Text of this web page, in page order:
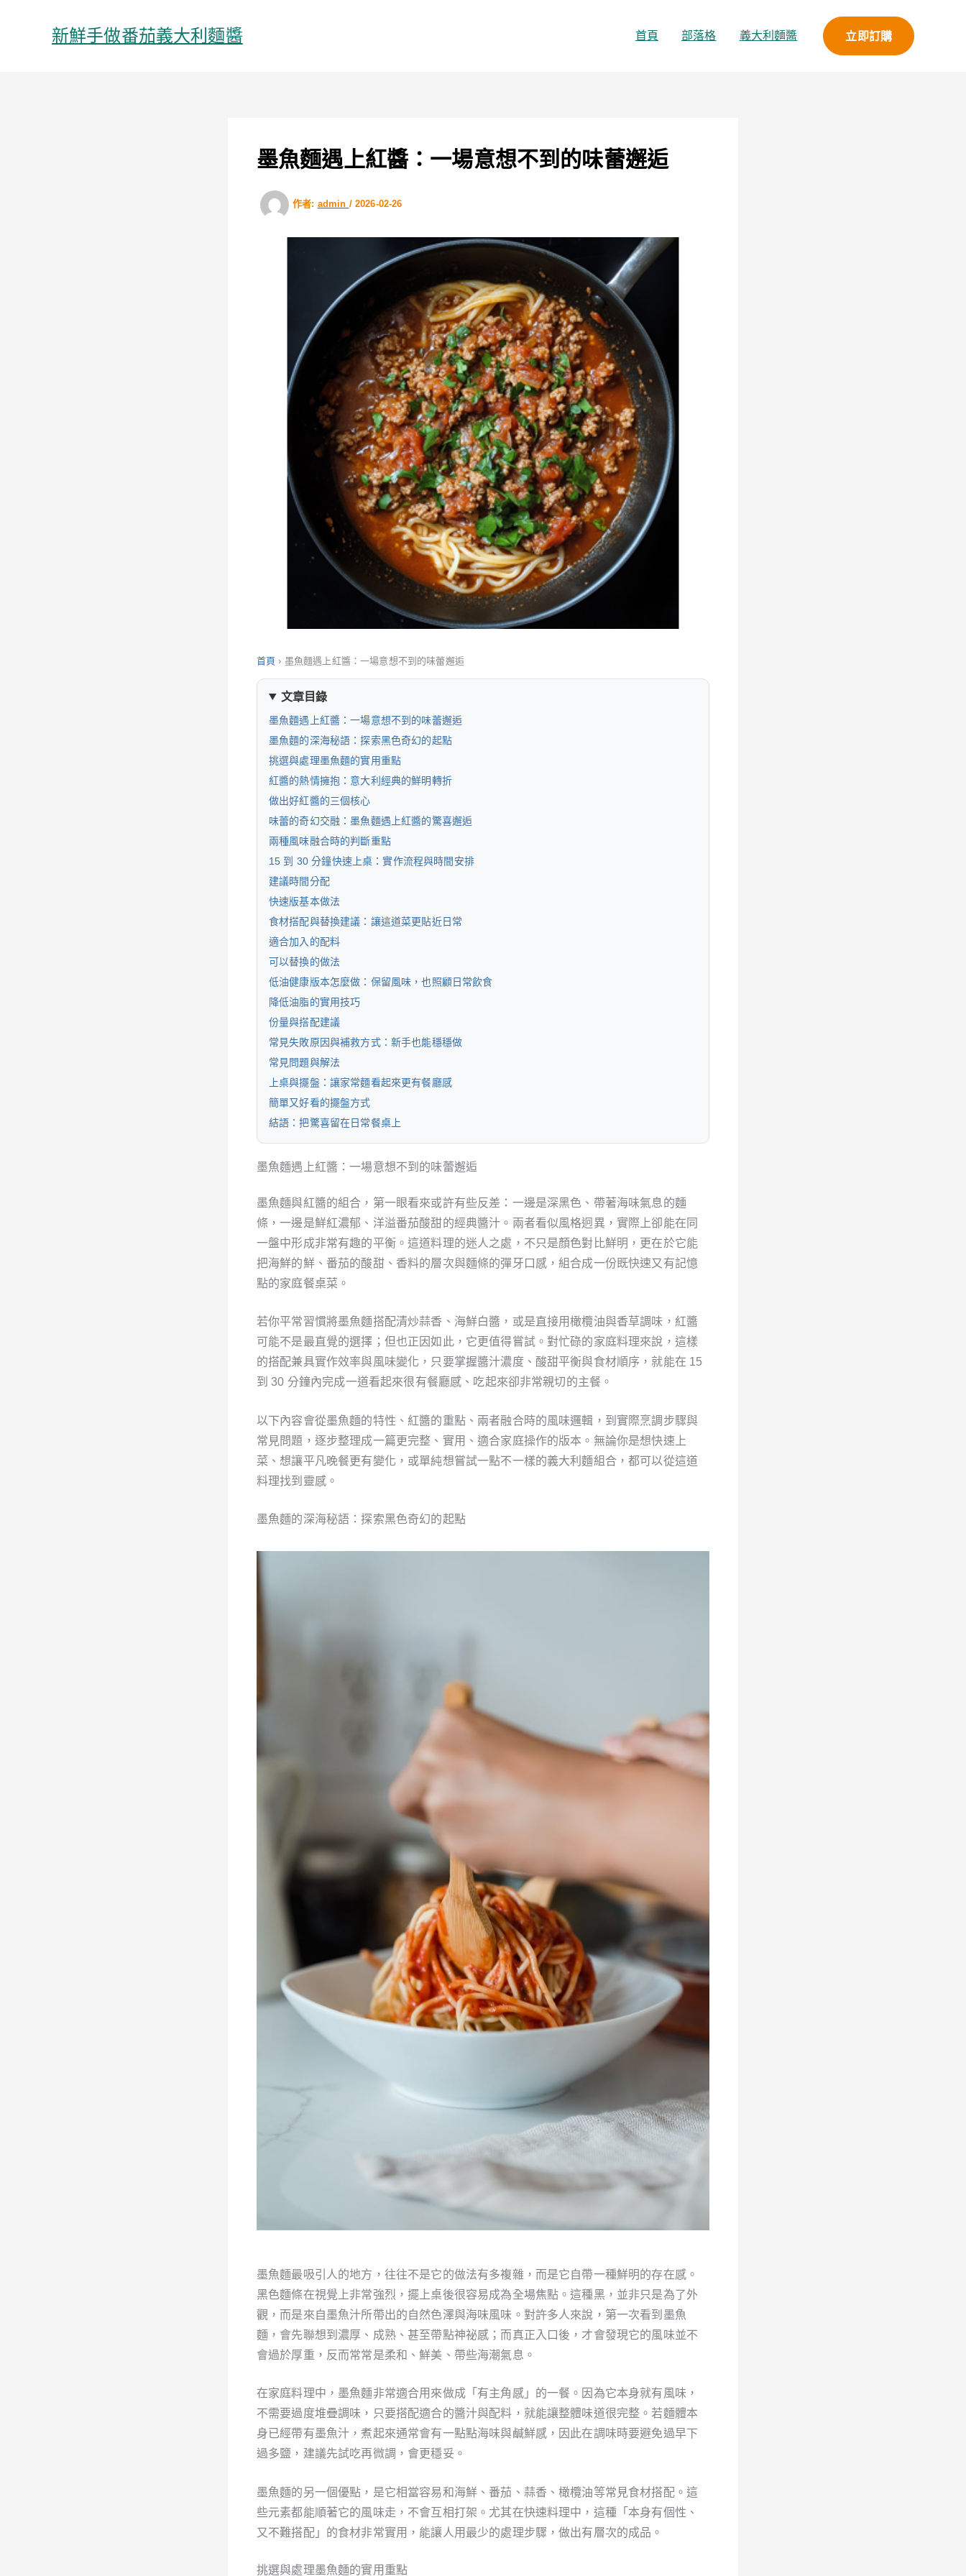
新鮮手做番茄義大利麵醬 首頁 部落格 義大利麵醬 立即訂購
墨魚麵遇上紅醬：一場意想不到的味蕾邂逅
作者: admin / 2026-02-26
首頁 › 墨魚麵遇上紅醬：一場意想不到的味蕾邂逅
文章目錄
墨魚麵遇上紅醬：一場意想不到的味蕾邂逅
墨魚麵的深海秘語：探索黑色奇幻的起點
挑選與處理墨魚麵的實用重點
紅醬的熱情擁抱：意大利經典的鮮明轉折
做出好紅醬的三個核心
味蕾的奇幻交融：墨魚麵遇上紅醬的驚喜邂逅
兩種風味融合時的判斷重點
15 到 30 分鐘快速上桌：實作流程與時間安排
建議時間分配
快速版基本做法
食材搭配與替換建議：讓這道菜更貼近日常
適合加入的配料
可以替換的做法
低油健康版本怎麼做：保留風味，也照顧日常飲食
降低油脂的實用技巧
份量與搭配建議
常見失敗原因與補救方式：新手也能穩穩做
常見問題與解法
上桌與擺盤：讓家常麵看起來更有餐廳感
簡單又好看的擺盤方式
結語：把驚喜留在日常餐桌上
墨魚麵遇上紅醬：一場意想不到的味蕾邂逅
墨魚麵與紅醬的組合，第一眼看來或許有些反差：一邊是深黑色、帶著海味氣息的麵
條，一邊是鮮紅濃郁、洋溢番茄酸甜的經典醬汁。兩者看似風格迥異，實際上卻能在同
一盤中形成非常有趣的平衡。這道料理的迷人之處，不只是顏色對比鮮明，更在於它能
把海鮮的鮮、番茄的酸甜、香料的層次與麵條的彈牙口感，組合成一份既快速又有記憶
點的家庭餐桌菜。
若你平常習慣將墨魚麵搭配清炒蒜香、海鮮白醬，或是直接用橄欖油與香草調味，紅醬
可能不是最直覺的選擇；但也正因如此，它更值得嘗試。對忙碌的家庭料理來說，這樣
的搭配兼具實作效率與風味變化，只要掌握醬汁濃度、酸甜平衡與食材順序，就能在 15
到 30 分鐘內完成一道看起來很有餐廳感、吃起來卻非常親切的主餐。
以下內容會從墨魚麵的特性、紅醬的重點、兩者融合時的風味邏輯，到實際烹調步驟與
常見問題，逐步整理成一篇更完整、實用、適合家庭操作的版本。無論你是想快速上
菜、想讓平凡晚餐更有變化，或單純想嘗試一點不一樣的義大利麵組合，都可以從這道
料理找到靈感。
墨魚麵的深海秘語：探索黑色奇幻的起點
墨魚麵最吸引人的地方，往往不是它的做法有多複雜，而是它自帶一種鮮明的存在感。
黑色麵條在視覺上非常強烈，擺上桌後很容易成為全場焦點。這種黑，並非只是為了外
觀，而是來自墨魚汁所帶出的自然色澤與海味風味。對許多人來說，第一次看到墨魚
麵，會先聯想到濃厚、成熟、甚至帶點神祕感；而真正入口後，才會發現它的風味並不
會過於厚重，反而常常是柔和、鮮美、帶些海潮氣息。
在家庭料理中，墨魚麵非常適合用來做成「有主角感」的一餐。因為它本身就有風味，
不需要過度堆疊調味，只要搭配適合的醬汁與配料，就能讓整體味道很完整。若麵體本
身已經帶有墨魚汁，煮起來通常會有一點點海味與鹹鮮感，因此在調味時要避免過早下
過多鹽，建議先試吃再微調，會更穩妥。
墨魚麵的另一個優點，是它相當容易和海鮮、番茄、蒜香、橄欖油等常見食材搭配。這
些元素都能順著它的風味走，不會互相打架。尤其在快速料理中，這種「本身有個性、
又不難搭配」的食材非常實用，能讓人用最少的處理步驟，做出有層次的成品。
挑選與處理墨魚麵的實用重點